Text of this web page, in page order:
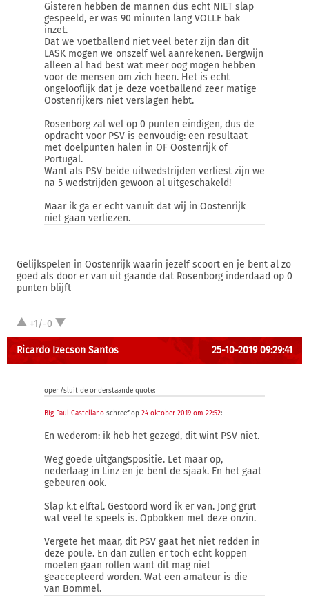
Gisteren hebben de mannen dus echt NIET slap
gespeeld, er was 90 minuten lang VOLLE bak
inzet.
Dat we voetballend niet veel beter zijn dan dit
LASK mogen we onszelf wel aanrekenen. Bergwijn
alleen al had best wat meer oog mogen hebben
voor de mensen om zich heen. Het is echt
ongelooflijk dat je deze voetballend zeer matige
Oostenrijkers niet verslagen hebt.
Rosenborg zal wel op 0 punten eindigen, dus de
opdracht voor PSV is eenvoudig: een resultaat
met doelpunten halen in OF Oostenrijk of
Portugal.
Want als PSV beide uitwedstrijden verliest zijn we
na 5 wedstrijden gewoon al uitgeschakeld!
Maar ik ga er echt vanuit dat wij in Oostenrijk
niet gaan verliezen.
Gelijkspelen in Oostenrijk waarin jezelf scoort en je bent al zo
goed als door er van uit gaande dat Rosenborg inderdaad op 0
punten blijft
+1/-0
Ricardo Izecson Santos 25-10-2019 09:29:41
open/sluit de onderstaande quote:
Big Paul Castellano schreef op 24 oktober 2019 om 22:52:
En wederom: ik heb het gezegd, dit wint PSV niet.
Weg goede uitgangspositie. Let maar op,
nederlaag in Linz en je bent de sjaak. En het gaat
gebeuren ook.
Slap k.t elftal. Gestoord word ik er van. Jong grut
wat veel te speels is. Opbokken met deze onzin.
Vergete het maar, dit PSV gaat het niet redden in
deze poule. En dan zullen er toch echt koppen
moeten gaan rollen want dit mag niet
geaccepteerd worden. Wat een amateur is die
van Bommel.